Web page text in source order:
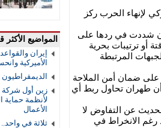
المواضيع الأكثر
إيران
الأميركية
زين أول شركة
لأنظمة حماية
الأعمال
ثلاثة في
لإنهاء الحرب ركز
شددت في ردها على
ترتيبات بحرية
المرتبطة
على ضمان أمن الملاحة
أن طهران تحاول ربط أي
عن التفاوض لا
رغم الانخراط في